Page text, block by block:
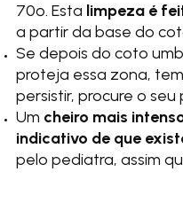
70º. Esta limpeza é
a partir da base do
Se depois do coto
proteja essa zona,
persistir, procure o seu
Um cheiro mais
indicativo de que
pelo pediatra, assim